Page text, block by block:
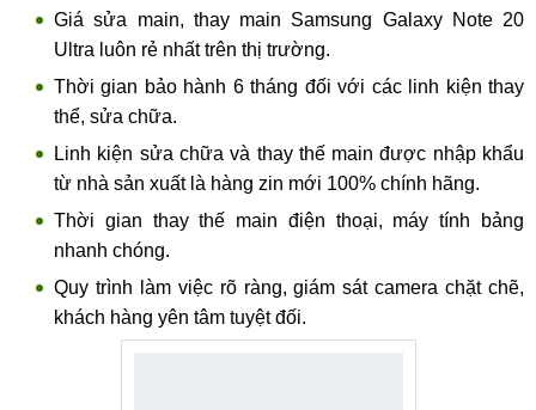
Giá sửa main, thay main Samsung Galaxy Note 20
Ultra luôn rẻ nhất trên thị trường.
Thời gian bảo hành 6 tháng đối với các linh kiện thay
thể, sửa chữa.
Linh kiện sửa chữa và thay thế main được nhập khẩu
từ nhà sản xuất là hàng zin mới 100% chính hãng.
Thời gian thay thế main điện thoại, máy tính bảng
nhanh chóng.
Quy trình làm việc rõ ràng, giám sát camera chặt chẽ,
khách hàng yên tâm tuyệt đối.